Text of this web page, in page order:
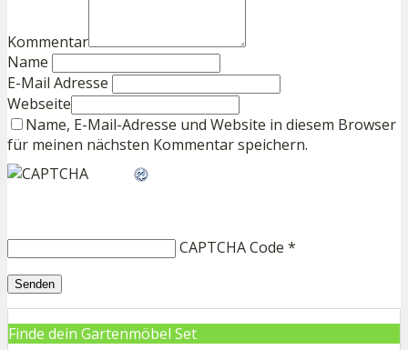
Kommentar
Name
E-Mail Adresse
Webseite
Name, E-Mail-Adresse und Website in diesem Browser
für meinen nächsten Kommentar speichern.
CAPTCHA Code *
Finde dein Gartenmöbel Set